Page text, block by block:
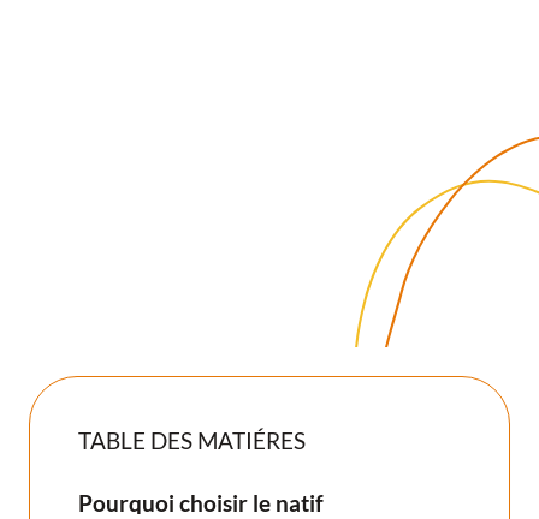
Pour les utilisateurs, l’application native est désormais un
réflexe : elle est plus rapide, plus accessible et mieux
intégrée à leurs usages quotidiens qu’un simple site web.
TABLE DES MATIÉRES
Pourquoi choisir le natif